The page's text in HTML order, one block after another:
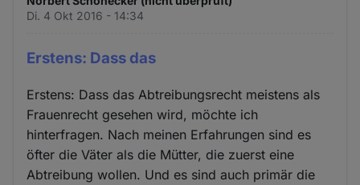
Di. 4 Okt 2016 - 14:34
Erstens: Dass das
Erstens: Dass das Abtreibungsrecht meistens als
Frauenrecht gesehen wird, möchte ich
hinterfragen. Nach meinen Erfahrungen sind es
öfter die Väter als die Mütter, die zuerst eine
Abtreibung wollen. Und es sind auch primär die